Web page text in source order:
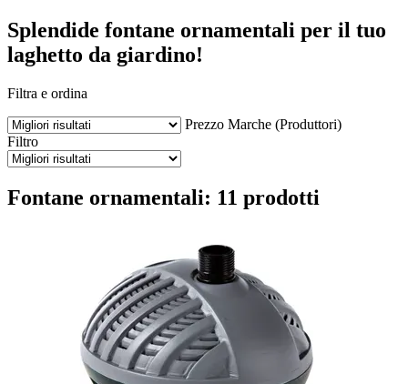
Splendide fontane ornamentali per il tuo
laghetto da giardino!
Filtra e ordina
Prezzo Marche (Produttori)
Filtro
Fontane ornamentali: 11 prodotti